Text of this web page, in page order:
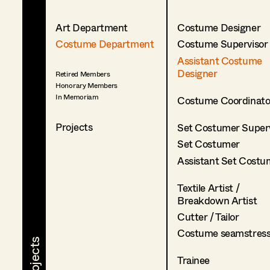
Art Department
Costume Department
Retired Members
Honorary Members
In Memoriam
Projects
Costume Designer
Costume Supervisor
Assistant Costume
Designer
Costume
Set Costumer
Set Costumer
Assistant Set
Textile Artist /
Breakdown Artist
Cutter / Tailor
Costume
Trainee